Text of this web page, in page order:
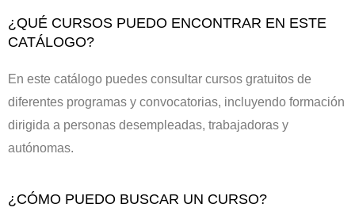
¿QUÉ CURSOS PUEDO ENCONTRAR EN ESTE
CATÁLOGO?
En este catálogo puedes consultar cursos gratuitos de
diferentes programas y convocatorias, incluyendo formación
dirigida a personas desempleadas, trabajadoras y
autónomas.
¿CÓMO PUEDO BUSCAR UN CURSO?